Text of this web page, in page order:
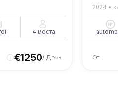
4 места
€1250/ День
2024 •
От